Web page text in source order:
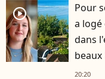
player2
Pour
a logé
dans
beaux
20:20